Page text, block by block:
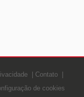
Contato
de cookies